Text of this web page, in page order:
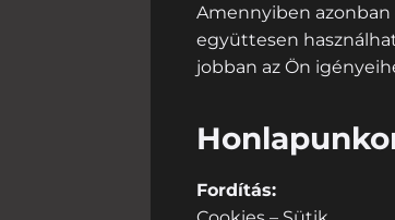
Amennyiben
együttesen
jobban az Ön
Fordítás: